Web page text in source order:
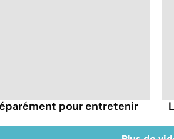
pour entretenir